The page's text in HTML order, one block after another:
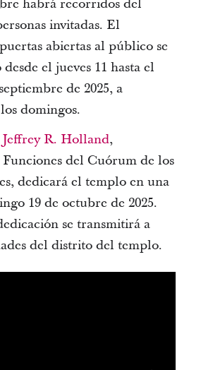
habrá recorridos del
invitadas. El
abiertas al público se
el jueves 11 hasta el
de 2025, a
domingos.
Jeffrey R. Holland,
Funciones del Cuórum de los
dedicará el templo en una
19 de octubre de 2025.
se transmitirá a
del distrito del templo.